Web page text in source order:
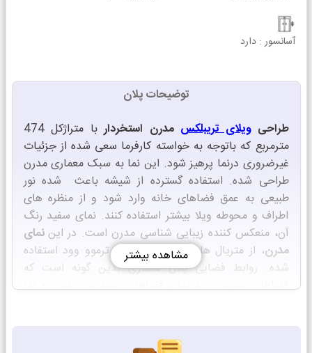
آسانسور :دارد
توضیحات پلان
طراحیویلای تریبلکس مدرن استخردار
با متراژکل 474
مترمربع که باتوجه به خواسته کارفرما سعی شده از جزئیات
غیرضروری درنما پرهیز شود. این نما به سبک معماری مدرن
طراحی شده. استفاده گسترده از شیشه باعث شده نور
طبیعی به عمق فضاهای خانه وارد شود و از منظره های
اطراف و محوطه ویلا بیشتر استفاده کنند. نمای سفید رنگ
آن، منعکس کننده زیبایی شناسی مدرن است. در این نمای
مدرن، از متریال های سیمان شسته و ترموو وود استفاده
شده. روابط فضایی پلان معماری بدین گونه است که
فضاهای عمومی روبه نما و فضاهای خصوصی پشت به نما
مشاهده بیشتر